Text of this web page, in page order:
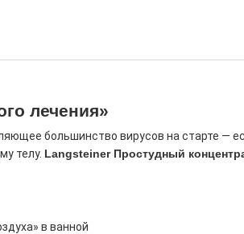
лечения»
большинство вирусов на старте —
телу. Langsteiner Простудный
в ванной